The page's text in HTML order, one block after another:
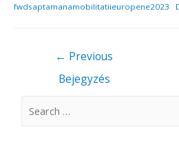
fwdsaptamanamobilitatiieuropene2023
← Previous
Bejegyzés
S